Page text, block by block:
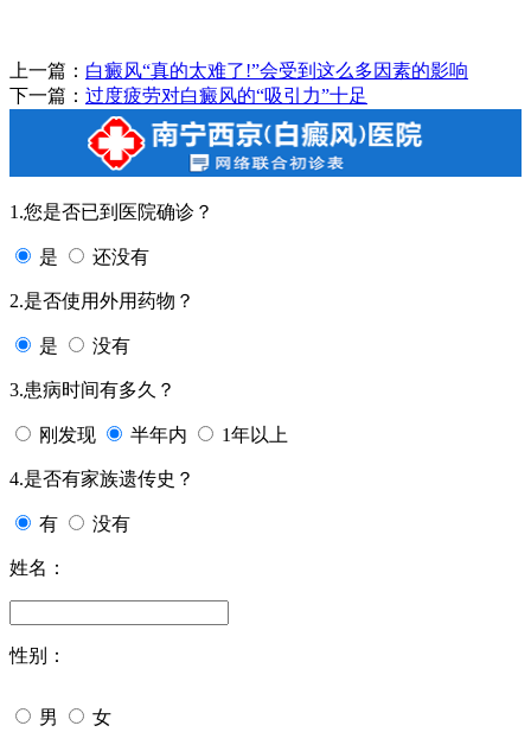
上一篇： 白癜风“真的太难了!”会受到这么多因素的影响
下一篇： 过度疲劳对白癜风的“吸引力”十足
1.您是否已到医院确诊？
是 还没有
2.是否使用外用药物？
是 没有
3.患病时间有多久？
刚发现 半年内 1年以上
4.是否有家族遗传史？
有 没有
姓名：
性别：
男 女